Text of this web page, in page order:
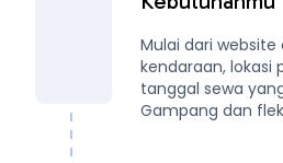
Mulai dari website
kendaraan, lokasi
tanggal sewa
Gampang dan